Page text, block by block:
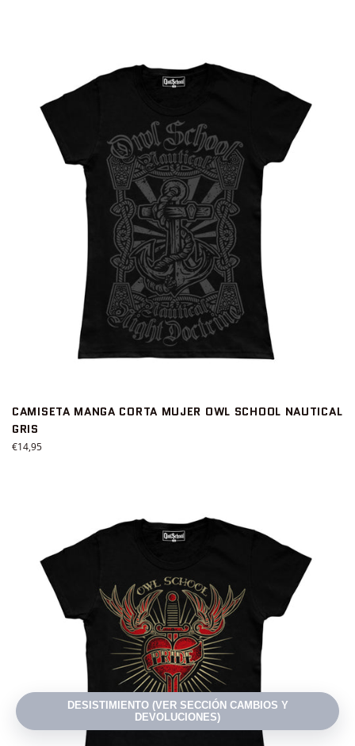
CAMISETA MANGA CORTA MUJER OWL SCHOOL NAUTICAL
GRIS
Precio
€14,95